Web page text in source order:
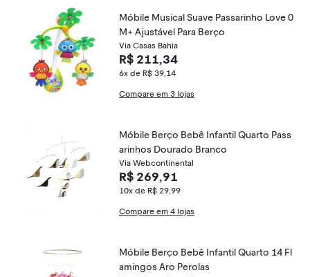
Móbile Musical Suave Passarinho Love 0
M+ Ajustável Para Berço
Via Casas Bahia
R$ 211,34
6x de R$ 39,14
Compare em 3 lojas
Móbile Berço Bebê Infantil Quarto Pass
arinhos Dourado Branco
Via Webcontinental
R$ 269,91
10x de R$ 29,99
Compare em 4 lojas
Móbile Berço Bebê Infantil Quarto 14 Fl
amingos Aro Perolas